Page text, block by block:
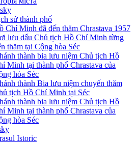
sử thành phố
Chí Minh đã đến thăm Chrastava 1957
lưu dấu Chủ tịch Hồ Chí Minh từng
thăm tại Cộng hòa Séc
thành bia lưu niệm Chủ tịch Hồ
Minh tại thành phố Chrastava của
hòa Séc
thành Bia lưu niệm chuyến thăm
tịch Hồ Chí Minh tại Séc
thành bia lưu niệm Chủ tịch Hồ
Minh tại thành phố Chrastava của
hòa Séc
Istoric